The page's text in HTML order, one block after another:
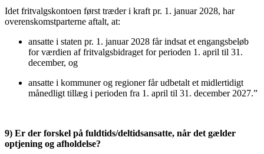
Idet fritvalgskontoen først træder i kraft pr. 1. januar 2028, har
overenskomstparterne aftalt, at:
ansatte i staten pr. 1. januar 2028 får indsat et engangsbeløb
for værdien af fritvalgsbidraget for perioden 1. april til 31.
december, og
ansatte i kommuner og regioner får udbetalt et midlertidigt
månedligt tillæg i perioden fra 1. april til 31. december 2027.”
9) Er der forskel på fuldtids/deltidsansatte, når det gælder
optjening og afholdelse?